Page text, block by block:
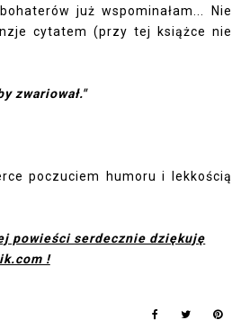
już wspominałam... Nie
cytatem (przy tej książce nie
zwariował."
poczuciem humoru i lekkością
powieści serdecznie dziękuję
!